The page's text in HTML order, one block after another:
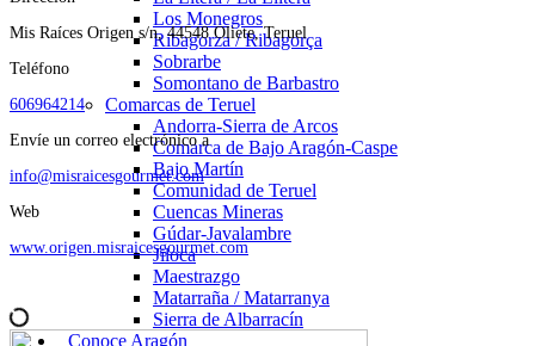
Los Monegros
Ribagorza / Ribagorça
Sobrarbe
Somontano de Barbastro
Comarcas de Teruel
Andorra-Sierra de Arcos
Comarca de Bajo Aragón-Caspe
Bajo Martín
Comunidad de Teruel
Cuencas Mineras
Gúdar-Javalambre
Jiloca
Maestrazgo
Matarraña / Matarranya
Sierra de Albarracín
Conoce Aragón
Mis Raíces Origen s/n, 44548 Oliete, Teruel
Teléfono
606964214
Envíe un correo electrónico a
info@misraicesgourmet.com
Web
www.origen.misraicesgourmet.com